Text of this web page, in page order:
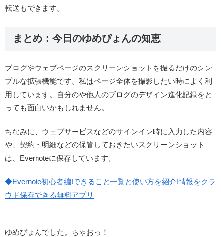
転送もできます。
まとめ：今日のゆめぴょんの知恵
ブログやウェブページのスクリーンショットを撮るだけのシン
プルな拡張機能です。私はページ全体を撮影したい時によく利
用しています。自分のや他人のブログのデザイン進化記録をと
っても面白いかもしれません。
ちなみに、ウェブサービスなどのサインイン時に入力した内容
や、契約・明細などの保管しておきたいスクリーンショット
は、Evernoteに保存しています。
◆Evernote初心者編!できること一覧と使い方を紹介!情報をクラ
ウド保存できる無料アプリ
ゆめぴょんでした。ちゃおっ！